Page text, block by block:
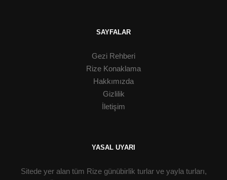
SAYFALAR
Gezi Rehberi
Rize Konaklama
Hakkımızda
Gizlilik
İletişim
YASAL UYARI
Sitede yer alan tüm Rize günübirlik turlar ve yayla turları,